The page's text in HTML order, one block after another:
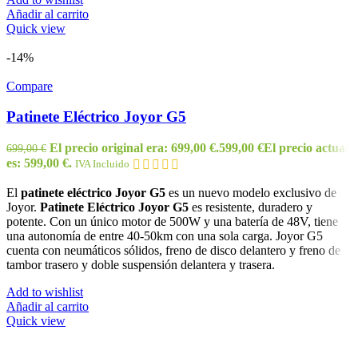
Añadir al carrito
Quick view
-14%
Compare
Patinete Eléctrico Joyor G5
699,00€ El precio original era: 699,00 €.599,00 €El precio actual
es: 599,00 €. IVA Incluido
El patinete eléctrico Joyor G5 es un nuevo modelo exclusivo de
Joyor. Patinete Eléctrico Joyor G5 es resistente, duradero y
potente. Con un único motor de 500W y una batería de 48V, tiene
una autonomía de entre 40-50km con una sola carga. Joyor G5
cuenta con neumáticos sólidos, freno de disco delantero y freno de
tambor trasero y doble suspensión delantera y trasera.
Add to wishlist
Añadir al carrito
Quick view